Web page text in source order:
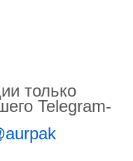
только
Telegram-